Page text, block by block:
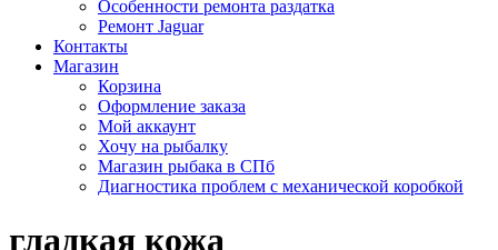
Особенности ремонта раздатка
Ремонт Jaguar
Контакты
Магазин
Корзина
Оформление заказа
Мой аккаунт
Хочу на рыбалку
Магазин рыбака в СПб
Диагностика проблем с механической коробкой
гладкая кожа